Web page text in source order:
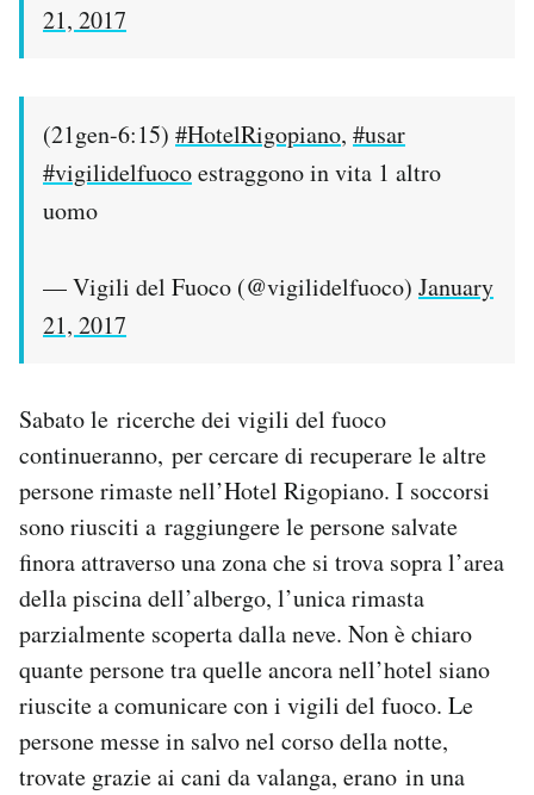
21, 2017
(21gen-6:15) #HotelRigopiano, #usar
#vigilidelfuocoestraggono in vita 1 altro
uomo
— Vigili del Fuoco (@vigilidelfuoco) January
21, 2017
Sabato le ricerche dei vigili del fuoco
continueranno, per cercare di recuperare le altre
persone rimaste nell’Hotel Rigopiano. I soccorsi
sono riusciti a raggiungere le persone salvate
finora attraverso una zona che si trova sopra l’area
della piscina dell’albergo, l’unica rimasta
parzialmente scoperta dalla neve. Non è chiaro
quante persone tra quelle ancora nell’hotel siano
riuscite a comunicare con i vigili del fuoco. Le
persone messe in salvo nel corso della notte,
trovate grazie ai cani da valanga, erano in una